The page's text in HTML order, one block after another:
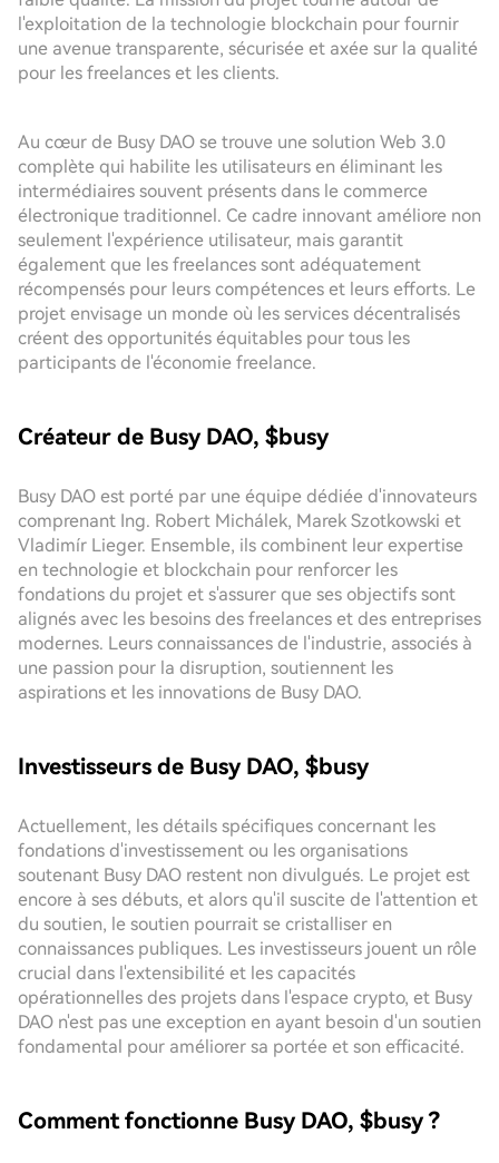
l'exploitation de la technologie blockchain pour fournir
une avenue transparente, sécurisée et axée sur la qualité
pour les freelances et les clients.
Au cœur de Busy DAO se trouve une solution Web 3.0
complète qui habilite les utilisateurs en éliminant les
intermédiaires souvent présents dans le commerce
électronique traditionnel. Ce cadre innovant améliore non
seulement l'expérience utilisateur, mais garantit
également que les freelances sont adéquatement
récompensés pour leurs compétences et leurs efforts. Le
projet envisage un monde où les services décentralisés
créent des opportunités équitables pour tous les
participants de l'économie freelance.
Créateur de Busy DAO, $busy
Busy DAO est porté par une équipe dédiée d'innovateurs
comprenant Ing. Robert Michálek, Marek Szotkowski et
Vladimír Lieger. Ensemble, ils combinent leur expertise
en technologie et blockchain pour renforcer les
fondations du projet et s'assurer que ses objectifs sont
alignés avec les besoins des freelances et des entreprises
modernes. Leurs connaissances de l'industrie, associés à
une passion pour la disruption, soutiennent les
aspirations et les innovations de Busy DAO.
Investisseurs de Busy DAO, $busy
Actuellement, les détails spécifiques concernant les
fondations d'investissement ou les organisations
soutenant Busy DAO restent non divulgués. Le projet est
encore à ses débuts, et alors qu'il suscite de l'attention et
du soutien, le soutien pourrait se cristalliser en
connaissances publiques. Les investisseurs jouent un rôle
crucial dans l'extensibilité et les capacités
opérationnelles des projets dans l'espace crypto, et Busy
DAO n'est pas une exception en ayant besoin d'un soutien
fondamental pour améliorer sa portée et son efficacité.
Comment fonctionne Busy DAO, $busy ?